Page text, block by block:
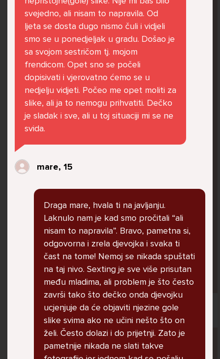
vrijeđaju jer sam niska te mi govore da se
ubijem. Prije mjesec dana su me istukli kod
parka iz čistog mira dok sam prolazila sa
svojim susjedama i malim psom. Stalno u
krevet idem plačući. Nesvjesno te zbog
ljutnje sam se počela tući po nogama no
prestala sam jer me važna osoba potaknula
na to. Prije toga svega nakon nekoliko godina
prijateljstva ostavila me najbolja prijateljica
nisam htjela ići u školu jer me to sve jako
pogodilo. Cyber bulyala me preko snapchata
i drugih drugih društvenih mreža. Sad opet
razgovaramo no jako teško. Stalno provodim
vrijeme učeći ili trenirajući moje pse jako sam
vezana za njih te ih jako volim Često
razgovaram s mamom no ne želim joj sve reći
jer me ne shvaća. Ponekad želim skočiti sa
balkona svoje kuće. Neznam što da više
Lana, 12
Pitaj Stručnjaka
STRUCNJAK
svejedno, ali nisam to napravila. Od
ljeta se dosta dugo nismo čuli i vidjeli
smo se u ponedjeljak u gradu. Došao je
sa svojom sestričom tj. mojom
frendicom. Opet sno se počeli
dopisivati i vjerovatno ćemo se u
nedjelju vidjeti. Počeo me opet moliti za
slike, ali ja to nemogu prihvatiti. Dečko
je sladak i sve, ali u toj situaciji mi se ne
svida.
mare, 15
Draga mare, hvala ti na javljanju.
Laknulo nam je kad smo pročitali “ali
nisam to napravila”. Bravo, pametna si,
odgovorna i zrela djevojka i svaka ti
čast na tome! Nemoj se nikada spuštati
na taj nivo. Sexting je sve više prisutan
među mladima, ali problem je što često
završi tako što dečko onda djevojku
ucjenjuje da će objaviti njezine gole
slike svima ako ne učini nešto što on
želi. Često dolazi i do prijetnji. Zato je
pametnije nikada ne slati takve